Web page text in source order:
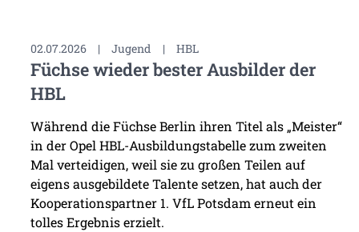
02.07.2026 | Jugend | HBL
Füchse wieder bester Ausbilder der
HBL
Während die Füchse Berlin ihren Titel als „Meister“
in der Opel HBL-Ausbildungstabelle zum zweiten
Mal verteidigen, weil sie zu großen Teilen auf
eigens ausgebildete Talente setzen, hat auch der
Kooperationspartner 1. VfL Potsdam erneut ein
tolles Ergebnis erzielt.